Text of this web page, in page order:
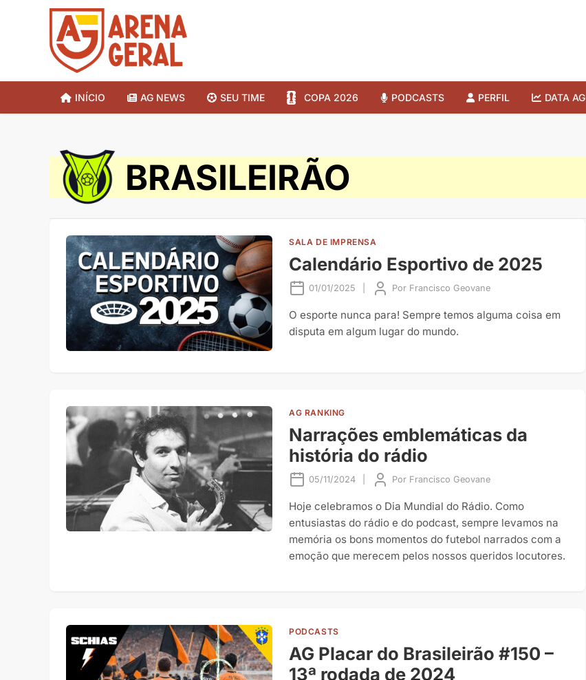
INÍCIO AG NEWS SEU TIME COPA 2026 PODCASTS PERFIL DATA AG
BRASILEIRÃO
SALA DE IMPRENSA
Calendário Esportivo de 2025
01/01/2025 Por Francisco Geovane
O esporte nunca para! Sempre temos alguma coisa em
disputa em algum lugar do mundo.
AG RANKING
Narrações emblemáticas da
história do rádio
05/11/2024 Por Francisco Geovane
Hoje celebramos o Dia Mundial do Rádio. Como
entusiastas do rádio e do podcast, sempre levamos na
memória os bons momentos do futebol narrados com a
emoção que merecem pelos nossos queridos locutores.
PODCASTS
AG Placar do Brasileirão #150 –
13ª rodada de 2024